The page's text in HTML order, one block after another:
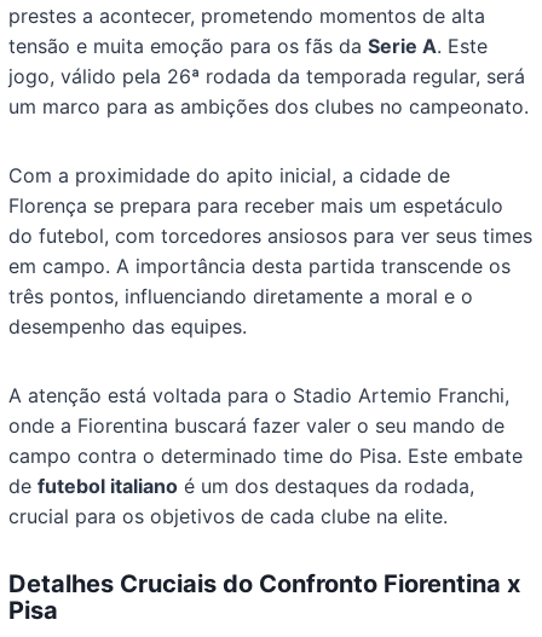
prestes a acontecer, prometendo momentos de alta
tensão e muita emoção para os fãs daSerie A. Este
jogo, válido pela 26ª rodada da temporada regular, será
um marco para as ambições dos clubes no campeonato.
Com a proximidade do apito inicial, a cidade de
Florença se prepara para receber mais um espetáculo
do futebol, com torcedores ansiosos para ver seus times
em campo. A importância desta partida transcende os
três pontos, influenciando diretamente a moral e o
desempenho das equipes.
A atenção está voltada para o Stadio Artemio Franchi,
onde a Fiorentina buscará fazer valer o seu mando de
campo contra o determinado time do Pisa. Este embate
defutebol italiano é um dos destaques da rodada,
crucial para os objetivos de cada clube na elite.
Detalhes Cruciais do Confronto Fiorentina x
Pisa